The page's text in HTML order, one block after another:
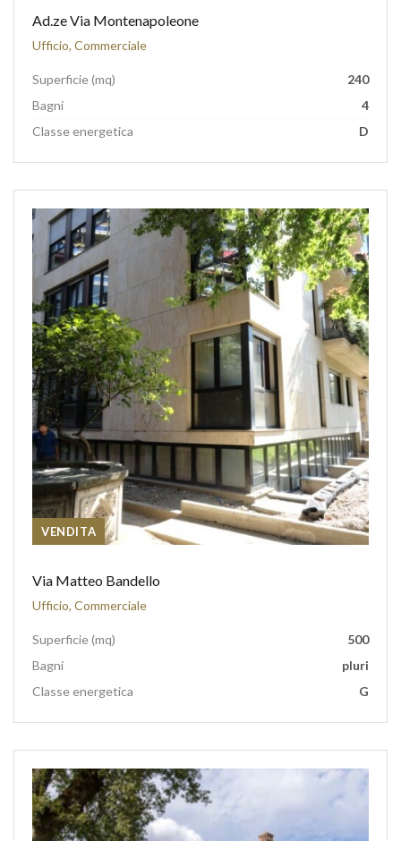
Ad.ze Via Montenapoleone
Ufficio, Commerciale
Superficie (mq)
240
Bagni
4
Classe energetica
D
VENDITA
Via Matteo Bandello
Ufficio, Commerciale
Superficie (mq)
500
Bagni
pluri
Classe energetica
G